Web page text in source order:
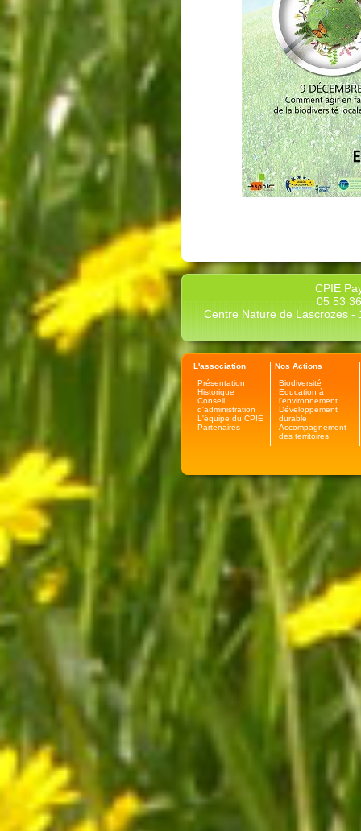
CPIE
05 53
Centre Nature de Lascrozes -
L'association
Présentation
Historique
Conseil
d'administration
L'équipe du CPIE
Partenaires
Nos Actions
Biodiversité
Education à
l'environnement
Développement
durable
Accompagnement
des territoires